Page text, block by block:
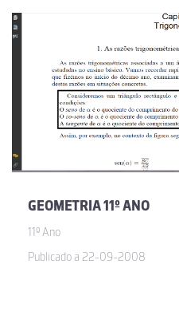
GEOMETRIA 11º ANO
11º Ano
Publicado a 22-09-2008